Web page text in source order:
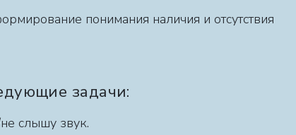
понимания наличия и отсутствия
задачи:
слышу звук.